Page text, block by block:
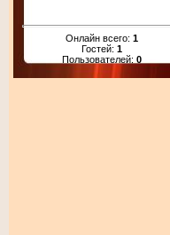
Онлайн всего: 1
Гостей: 1
Пользователей: 0